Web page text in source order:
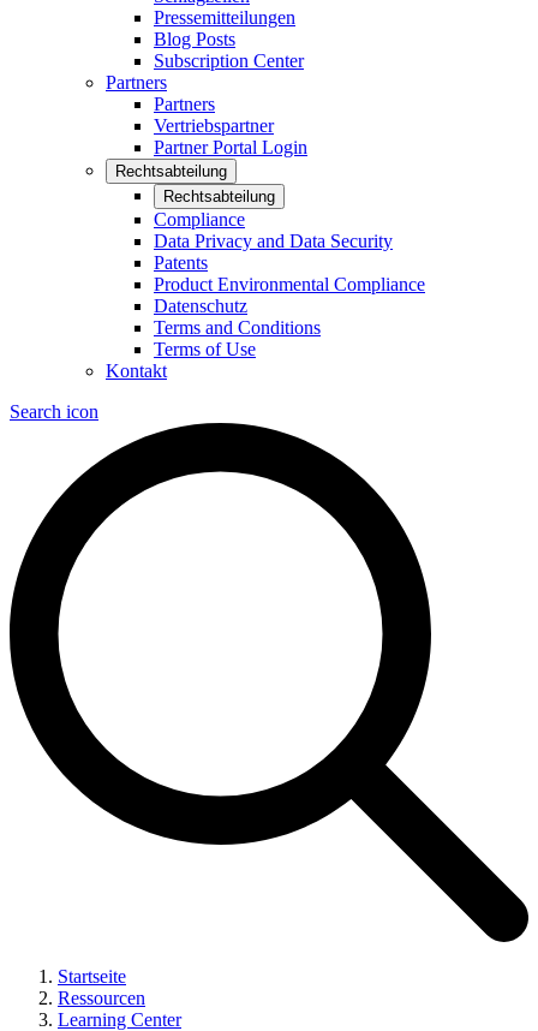
Pressemitteilungen
Blog Posts
Subscription Center
Partners
Partners
Vertriebspartner
Partner Portal Login
Rechtsabteilung
Rechtsabteilung
Compliance
Data Privacy and Data Security
Patents
Product Environmental Compliance
Datenschutz
Terms and Conditions
Terms of Use
Kontakt
Search icon
Startseite
Ressourcen
Learning Center